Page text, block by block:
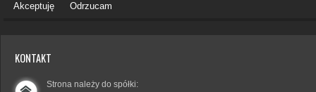
Akceptuję Odrzucam
KONTAKT
Strona należy do spółki: